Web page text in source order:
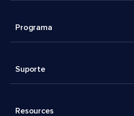
Programa
Suporte
Resources